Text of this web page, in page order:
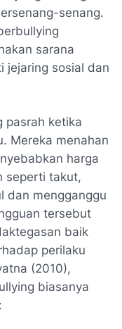
senang.
sarana
jejaring sosial dan
pasrah ketika
Mereka menahan
harga
seperti takut,
dan mengganggu
tersebut
baik
perilaku
(2010),
biasanya